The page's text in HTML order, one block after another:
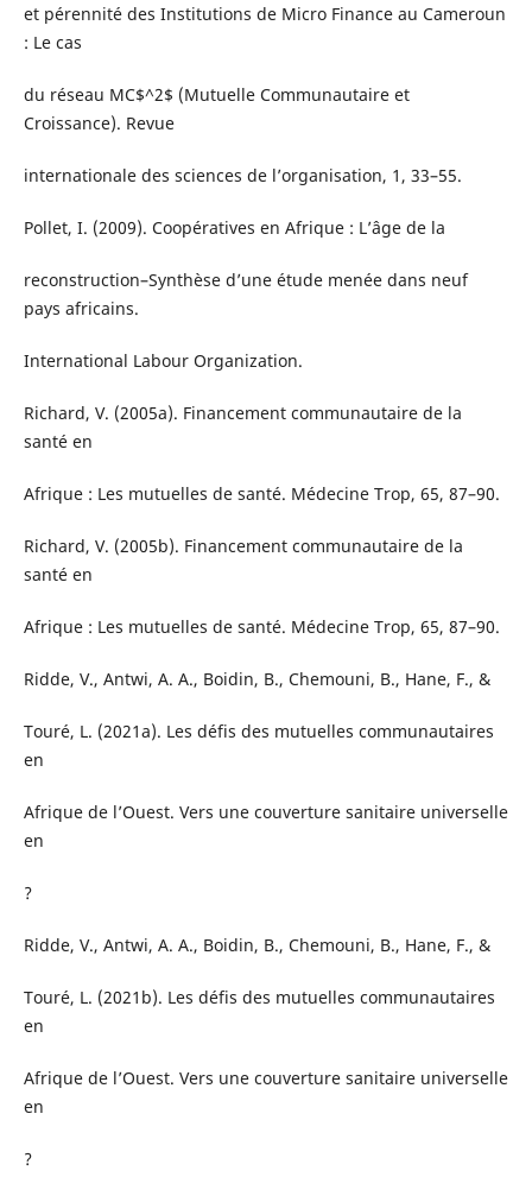
et pérennité des Institutions de Micro Finance au Cameroun
: Le cas
du réseau MC$^2$ (Mutuelle Communautaire et
Croissance). Revue
internationale des sciences de l’organisation, 1, 33–55.
Pollet, I. (2009). Coopératives en Afrique : L’âge de la
reconstruction–Synthèse d’une étude menée dans neuf
pays africains.
International Labour Organization.
Richard, V. (2005a). Financement communautaire de la
santé en
Afrique : Les mutuelles de santé. Médecine Trop, 65, 87–90.
Richard, V. (2005b). Financement communautaire de la
santé en
Afrique : Les mutuelles de santé. Médecine Trop, 65, 87–90.
Ridde, V., Antwi, A. A., Boidin, B., Chemouni, B., Hane, F., &
Touré, L. (2021a). Les défis des mutuelles communautaires
en
Afrique de l’Ouest. Vers une couverture sanitaire universelle
en
?
Ridde, V., Antwi, A. A., Boidin, B., Chemouni, B., Hane, F., &
Touré, L. (2021b). Les défis des mutuelles communautaires
en
Afrique de l’Ouest. Vers une couverture sanitaire universelle
en
?